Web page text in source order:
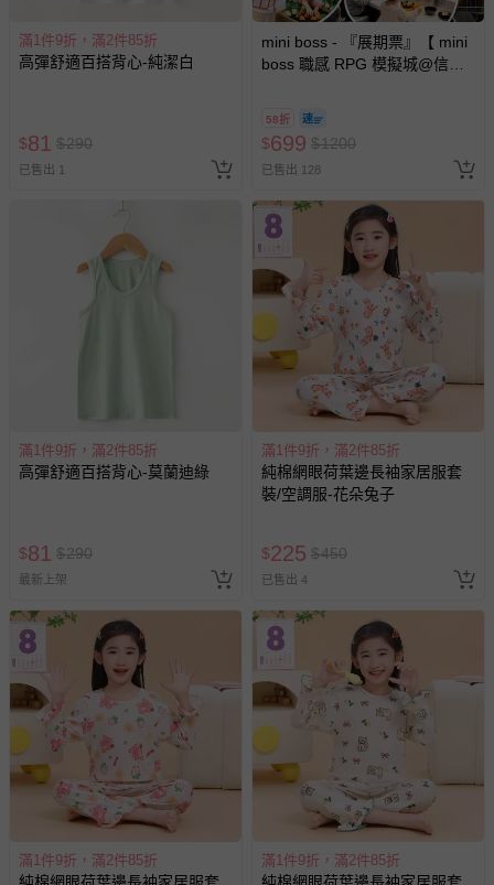
滿1件9折，滿2件85折
高彈舒適百搭背心-純潔白
$81 $290
已售出 1
mini boss - 『展期票』【 mini
boss 職感 RPG 模擬城@信義
換，依現場梯次安排入場，逾
期作廢) (兒童票(2歲以上)贈一
名陪伴成人)
58折
$699 $1200
已售出 128
滿1件9折，滿2件85折
高彈舒適百搭背心-莫蘭迪綠
$81 $290
最新上架
滿1件9折，滿2件85折
純棉網眼荷葉邊長袖家居服套
裝/空調服-花朵兔子
$225 $450
已售出 4
滿1件9折，滿2件85折 滿1件9折，滿2件85折